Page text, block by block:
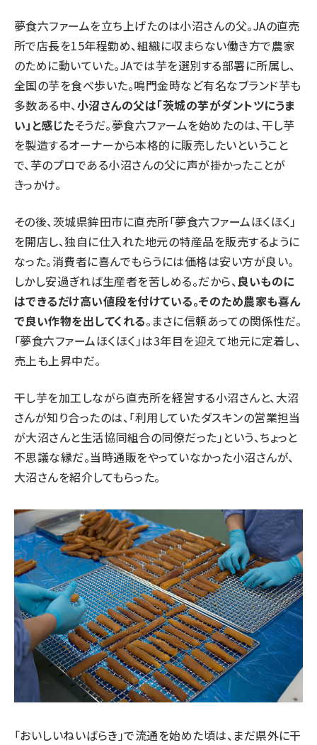
夢食六ファームを立ち上げたのは小沼さんの父。JAの直売
所で店長を15年程勤め、組織に収まらない働き方で農家
のために動いていた。JAでは芋を選別する部署に所属し、
全国の芋を食べ歩いた。鳴門金時など有名なブランド芋も
多数ある中、小沼さんの父は「茨城の芋がダントツにうま
い」と感じたそうだ。夢食六ファームを始めたのは、干し芋
を製造するオーナーから本格的に販売したいということ
で、芋のプロである小沼さんの父に声が掛かったことが
きっかけ。
その後、茨城県鉾田市に直売所「夢食六ファームほくほく」
を開店し、独自に仕入れた地元の特産品を販売するように
なった。消費者に喜んでもらうには価格は安い方が良い。
しかし安過ぎれば生産者を苦しめる。だから、 良いものに
はできるだけ高い値段を付けている。そのため農家も喜ん
で良い作物を出してくれる。まさに信頼あっての関係性だ。
「夢食六ファームほくほく」は3年目を迎えて地元に定着し、
売上も上昇中だ。
干し芋を加工しながら直売所を経営する小沼さんと、大沼
さんが知り合ったのは、「利用していたダスキンの営業担当
が大沼さんと生活協同組合の同僚だった」という、ちょっと
不思議な縁だ。当時通販をやっていなかった小沼さんが、
大沼さんを紹介してもらった。
「おいしいねいばらき」で流通を始めた頃は、まだ県外に干